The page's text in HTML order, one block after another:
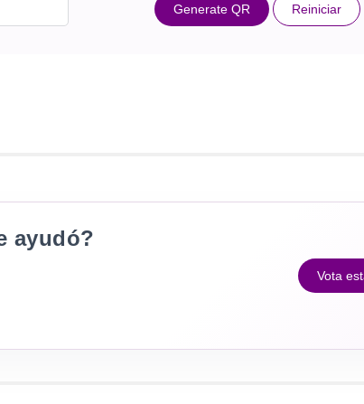
Generate QR Reiniciar
ayudó?
Vota